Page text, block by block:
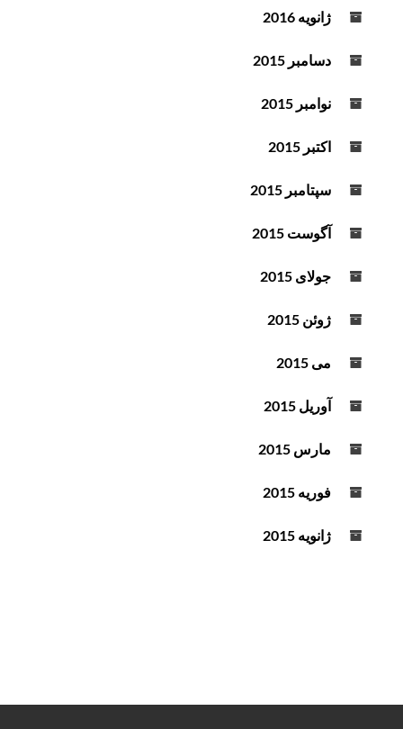
ژانویه 2016
دسامبر 2015
نوامبر 2015
اکتبر 2015
سپتامبر 2015
آگوست 2015
جولای 2015
ژوئن 2015
می 2015
آوریل 2015
مارس 2015
فوریه 2015
ژانویه 2015